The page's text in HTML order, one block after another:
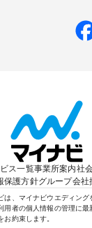
ス一覧事業所案内社
保護方針グループ会社
は、マイナビウエディン
用者の個人情報の管理に
お約束します。